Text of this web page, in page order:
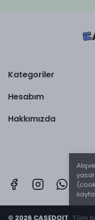
Kategoriler
Hesabım
Hakkımızda
© 2026 CASEDOIT. Tüm